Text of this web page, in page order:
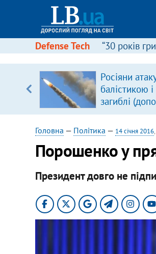
Defense Tech “30 років
Росіяни
балістикою
загиблі
Головна — Політика — 14 січня 2016
Порошенко у
Президент довго не